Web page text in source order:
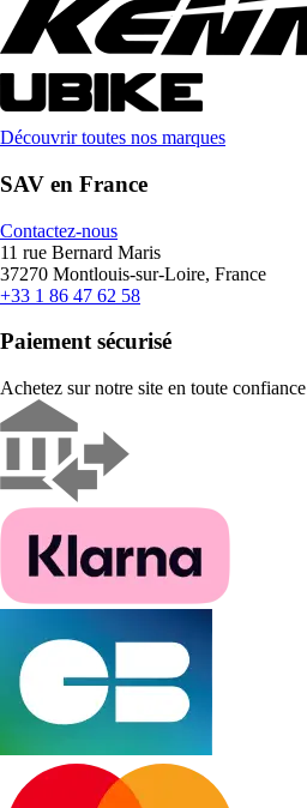
Découvrir toutes nos marques
SAV en France
Contactez-nous
11 rue Bernard Maris
37270 Montlouis-sur-Loire, France
+33 1 86 47 62 58
Paiement sécurisé
Achetez sur notre site en toute confiance